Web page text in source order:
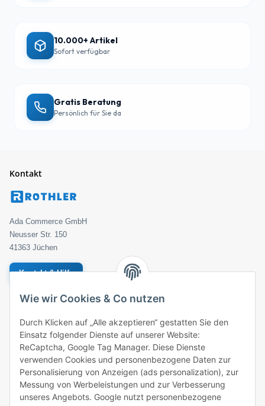
10.000+ Artikel
Sofort verfügbar
Gratis Beratung
Persönlich für Sie da
Kontakt
Ada Commerce GmbH
Neusser Str. 150
41363 Jüchen
Kontakt & Hilfe
Geprüfter Händler
Bestellung
ROTHLER
Zahlungsarten
Wie wir Cookies & Co nutzen
Durch Klicken auf „Alle akzeptieren“ gestatten Sie den
Einsatz folgender Dienste auf unserer Website:
ReCaptcha, Google Tag Manager. Diese Dienste
verwenden Cookies und personenbezogene Daten zur
Personalisierung von Anzeigen (ads personalization), zur
Messung von Werbeleistungen und zur Verbesserung
unseres Angebots. Google nutzt personenbezogene